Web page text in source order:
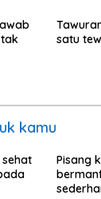
satu
kamu
Pisang